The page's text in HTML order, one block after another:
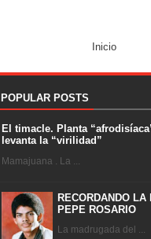
Inicio
POPULAR POSTS
El timacle. Planta
levanta la “virilidad”
Mamajuana . La ...
RECORDANDO LA
PEPE ROSARIO
La madrugada del ...